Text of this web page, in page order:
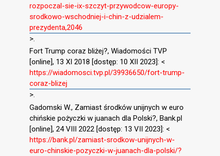
rozpoczal-sie-ix-szczyt-przywodcow-europy-
srodkowo-wschodniej-i-chin-z-udzialem-
prezydenta,2046
>.
Fort Trump coraz bliżej?, Wiadomości TVP
[online], 13 XI 2018 [dostęp: 10 XII 2023]: <
https://wiadomosci.tvp.pl/39936650/fort-trump-
coraz-blizej
>.
Gadomski W., Zamiast środków unijnych w euro
chińskie pożyczki w juanach dla Polski?, Bank.pl
[online], 24 VIII 2022 [dostęp: 13 VII 2023]: <
https://bank.pl/zamiast-srodkow-unijnych-w-
euro-chinskie-pozyczki-w-juanach-dla-polski/?